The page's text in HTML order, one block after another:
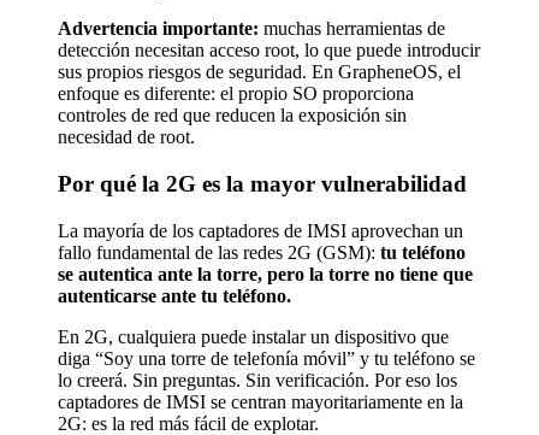
Advertencia importante: muchas herramientas de
detección necesitan acceso root, lo que puede introducir
sus propios riesgos de seguridad. En GrapheneOS, el
enfoque es diferente: el propio SO proporciona
controles de red que reducen la exposición sin
necesidad de root.
Por qué la 2G es la mayor vulnerabilidad
La mayoría de los captadores de IMSI aprovechan un
fallo fundamental de las redes 2G (GSM): tu teléfono
se autentica ante la torre, pero la torre no tiene que
autenticarse ante tu teléfono.
En 2G, cualquiera puede instalar un dispositivo que
diga “Soy una torre de telefonía móvil” y tu teléfono se
lo creerá. Sin preguntas. Sin verificación. Por eso los
captadores de IMSI se centran mayoritariamente en la
2G: es la red más fácil de explotar.